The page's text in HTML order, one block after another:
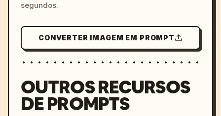
segundos.
CONVERTER IMAGEM EM PROMPT
OUTROS RECURSOS
DE PROMPTS